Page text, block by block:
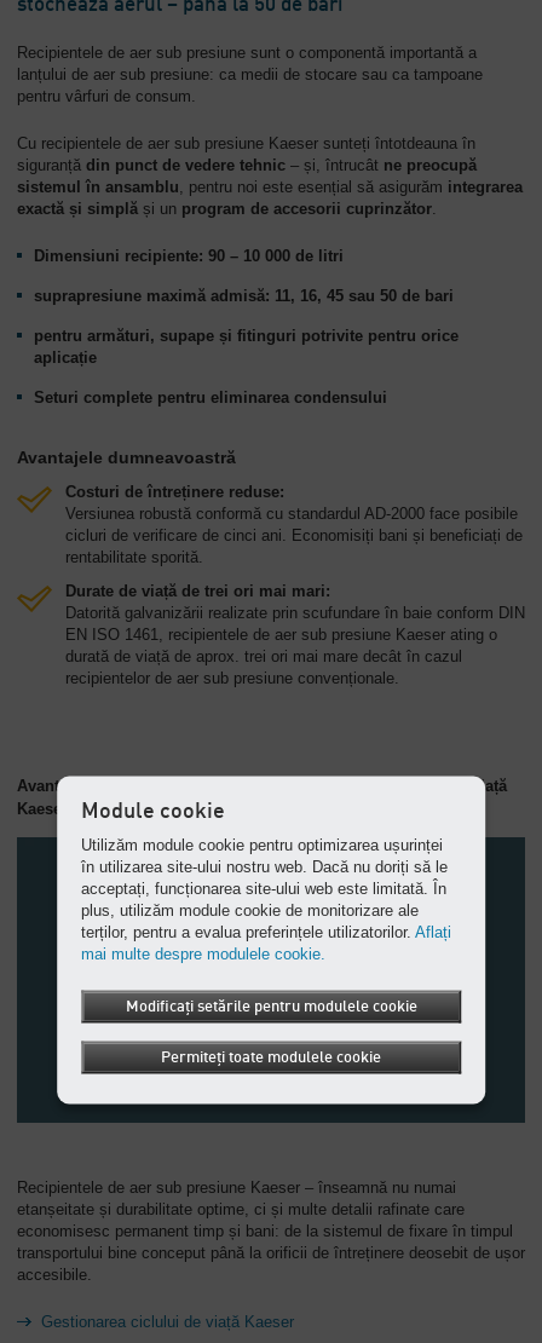
-
Prezentare
stochează aerul – până la 50 de bari
Recipientele de aer sub presiune sunt o componentă importantă a
lanțului de aer sub presiune: ca medii de stocare sau ca tampoane
pentru vârfuri de consum.
Cu recipientele de aer sub presiune Kaeser sunteți întotdeauna în
siguranță din punct de vedere tehnic – și, întrucât ne preocupă
sistemul în ansamblu, pentru noi este esențial să asigurăm integrarea
exactă și simplă și un program de accesorii cuprinzător.
Dimensiuni recipiente: 90 – 10 000 de litri
suprapresiune maximă admisă: 11, 16, 45 sau 50 de bari
pentru armături, supape și fitinguri potrivite pentru orice
aplicație
Seturi complete pentru eliminarea condensului
Avantajele dumneavoastră
Costuri de întreținere reduse:
Versiunea robustă conformă cu standardul AD-2000 face posibile
cicluri de verificare de cinci ani. Economisiți bani și beneficiați de
rentabilitate sporită.
Durate de viață de trei ori mai mari:
Datorită galvanizării realizate prin scufundare în baie conform DIN
EN ISO 1461, recipientele de aer sub presiune Kaeser ating o
durată de viață de aprox. trei ori mai mare decât în cazul
recipientelor de aer sub presiune convenționale.
Avantajul investiției dumneavoastră: Gestionarea ciclului de viață
Kaeser
Recipientele de aer sub presiune Kaeser – înseamnă nu numai
etanșeitate și durabilitate optime, ci și multe detalii rafinate care
economisesc permanent timp și bani: de la sistemul de fixare în timpul
transportului bine conceput până la orificii de întreținere deosebit de ușor
accesibile.
Gestionarea ciclului de viață Kaeser
Module cookie
Utilizăm module cookie pentru optimizarea ușurinței
în utilizarea site-ului nostru web. Dacă nu doriți să le
acceptați, funcționarea site-ului web este limitată. În
plus, utilizăm module cookie de monitorizare ale
terților, pentru a evalua preferințele utilizatorilor.Aflați
mai multe despre modulele cookie.
Modificați setările pentru modulele cookie
Permiteți toate modulele cookie